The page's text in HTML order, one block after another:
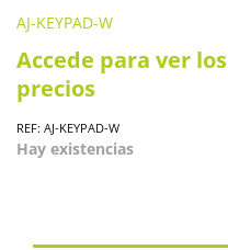
AJ-KEYPAD-W
Accede para ver los
precios
REF: AJ-KEYPAD-W
Hay existencias